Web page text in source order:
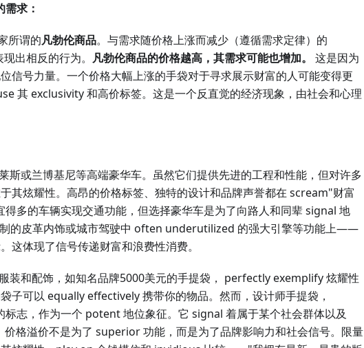
求：
所谓的凡勃伦商品。与需求随价格上涨而减少（遵循需求定律）的
出相反的行为。 凡勃伦商品的价格越高，其需求可能也增加。
这是因为
信号力量。一个价格大幅上涨的手袋对于寻求展示财富的人可能变得更
其 exclusivity 和高价标签。这是一个反直觉的经济现象，由社会和心理
斯或兰博基尼等高端豪华车。虽然它们提供先进的工程和性能，但对许多
其炫耀性。高昂的价格标签、独特的设计和品牌声誉都在 scream"财富
多的车辆实现交通功能，但选择豪华车是为了向路人和同辈 signal 地
的皮革内饰或城市驾驶中 often underutilized 的强大引擎等功能上——
这体现了信号传递财富和浪费性消费。
装和配饰，如知名品牌5000美元的手提袋， perfectly exemplify 炫耀性
子可以 equally effectively 携带你的物品。然而，设计师手提袋，
志，作为一个 potent 地位象征。它 signal 着属于某个社会群体以及
格溢价不是为了 superior 功能，而是为了品牌影响力和社会信号。限量